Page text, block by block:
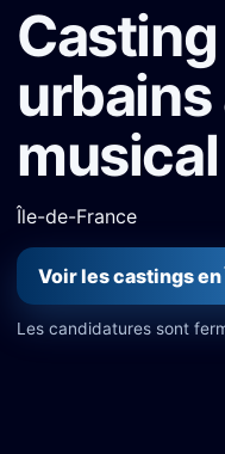
urbains
musical
Île-de-France
Voir les castings
Les candidatures sont